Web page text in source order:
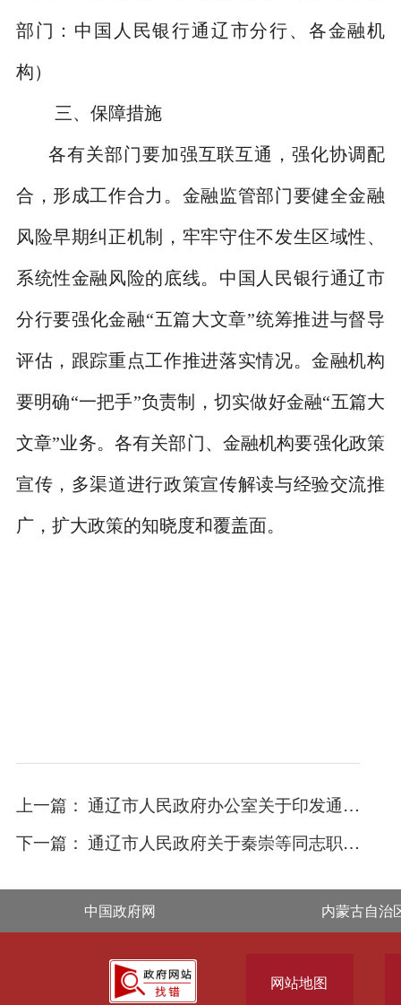
部门：中国人民银行通辽市分行、各金融机
构）
三、 保障措施
各有关部门要加强互联互通，强化协调配
合，形成工作合力。金融监管部门要健全金融
风险早期纠正机制，牢牢守住不发生区域性、
系统性金融风险的底线。中国人民银行通辽市
分行要强化金融“五篇大文章”统筹推进与督导
评估，跟踪重点工作推进落实情况。金融机构
要明确“一把手”负责制，切实做好金融“五篇大
文章”业务。各有关部门、金融机构要强化政策
宣传，多渠道进行政策宣传解读与经验交流推
广，扩大政策的知晓度和覆盖面。
上一篇：
通辽市人民政府办公室关于印发通辽市火灾事故应急预案的通知
下一篇：
通辽市人民政府关于秦崇等同志职务调整的通知
中国政府网 内蒙古自治
网站地图